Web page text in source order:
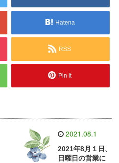
Hatena
RSS
Pin it
2021.08.1
2021年8月１日、
日曜日の営業に